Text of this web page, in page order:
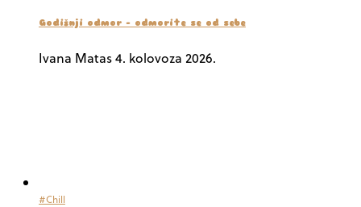
Godišnji odmor – odmorite se od sebe
Ivana Matas4. kolovoza 2026.
#Chill